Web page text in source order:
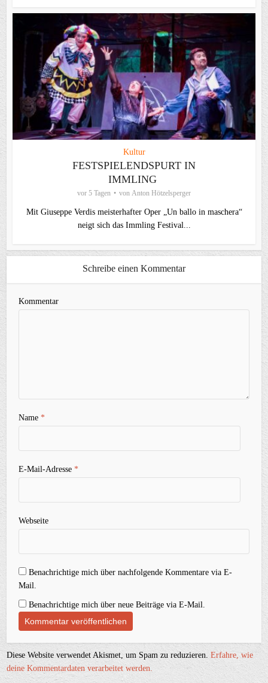
Kultur
FESTSPIELENDSPURT IN
IMMLING
vor 5 Tagen von Anton Hötzelsperger
Mit Giuseppe Verdis meisterhafter Oper „Un ballo in maschera“
neigt sich das Immling Festival...
Schreibe einen Kommentar
Kommentar
Name*
E-Mail-Adresse*
Webseite
Benachrichtige mich über nachfolgende Kommentare via E-
Mail.
Benachrichtige mich über neue Beiträge via E-Mail.
Diese Website verwendet Akismet, um Spam zu reduzieren.Erfahre, wie
deine Kommentardaten verarbeitet werden.